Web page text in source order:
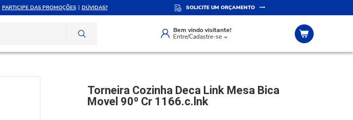
PARTICIPE DAS PROMOÇÕES DÚVIDAS? SOLICITE UM ORÇAMENTO
Bem vindo visitante!
Entre/Cadastre-se
ATENDIMENTO PERSONALIZADO ATENDIMENTO PERSONALIZADO
Torneira Cozinha Deca Link Mesa Bica
Movel 90º Cr 1166.c.lnk